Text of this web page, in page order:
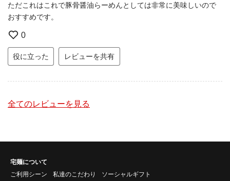
ただこれはこれで豚骨醤油らーめんとしては非常に美味しいので
おすすめです。
0
役に立った レビューを共有
全てのレビューを見る
宅麺について
ご利用シーン
私達のこだわり ソーシャルギフト